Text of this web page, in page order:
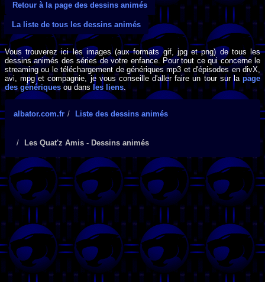
Retour à la page des dessins animés
La liste de tous les dessins animés
Vous trouverez ici les images (aux formats gif, jpg et png) de tous les
dessins animés des séries de votre enfance. Pour tout ce qui concerne le
streaming ou le téléchargement de génériques mp3 et d'épisodes en divX,
avi, mpg et compagnie, je vous conseille d'aller faire un tour sur la page
des génériques ou dans les liens.
albator.com.fr Liste des dessins animés
Les Quat'z Amis - Dessins animés